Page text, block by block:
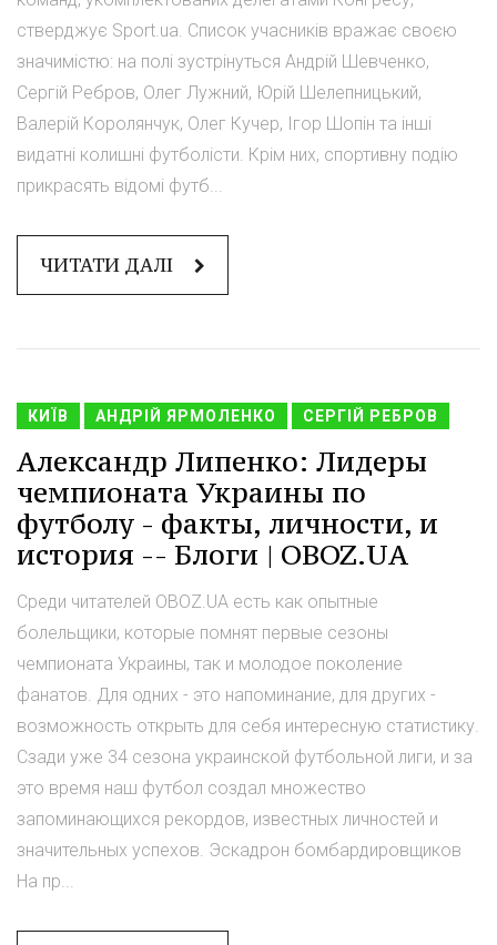
стверджує Sport.ua. Список учасників вражає своєю
значимістю: на полі зустрінуться Андрій Шевченко,
Сергій Ребров, Олег Лужний, Юрій Шелепницький,
Валерій Королянчук, Олег Кучер, Ігор Шопін та інші
видатні колишні футболісти. Крім них, спортивну подію
прикрасять відомі футб...
ЧИТАТИ ДАЛІ
КИЇВ АНДРІЙ ЯРМОЛЕНКО СЕРГІЙ РЕБРОВ
Александр Липенко: Лидеры
чемпионата Украины по
футболу - факты, личности, и
история -- Блоги | OBOZ.UA
Среди читателей OBOZ.UA есть как опытные
болельщики, которые помнят первые сезоны
чемпионата Украины, так и молодое поколение
фанатов. Для одних - это напоминание, для других -
возможность открыть для себя интересную статистику.
Сзади уже 34 сезона украинской футбольной лиги, и за
это время наш футбол создал множество
запоминающихся рекордов, известных личностей и
значительных успехов. Эскадрон бомбардировщиков
На пр...